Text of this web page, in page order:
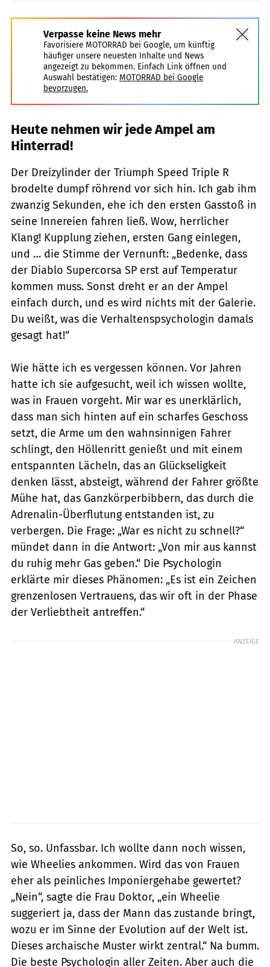
Verpasse keine News mehr
Favorisiere MOTORRAD bei Google, um künftig
häufiger unsere neuesten Inhalte und News
angezeigt zu bekommen. Einfach Link öffnen und
Auswahl bestätigen: MOTORRAD bei Google
bevorzugen.
Heute nehmen wir jede Ampel am
Hinterrad!
Der Dreizylinder der Triumph Speed Triple R
brodelte dumpf röhrend vor sich hin. Ich gab ihm
zwanzig Sekunden, ehe ich den ersten Gasstoß in
seine Innereien fahren ließ. Wow, herrlicher
Klang! Kupplung ziehen, ersten Gang einlegen,
und … die Stimme der Vernunft: „Bedenke, dass
der Diablo Supercorsa SP erst auf Temperatur
kommen muss. Sonst dreht er an der Ampel
einfach durch, und es wird nichts mit der Galerie.
Du weißt, was die Verhaltenspsychologin damals
gesagt hat!“
Wie hätte ich es vergessen können. Vor Jahren
hatte ich sie aufgesucht, weil ich wissen wollte,
was in Frauen vorgeht. Mir war es unerklärlich,
dass man sich hinten auf ein scharfes Geschoss
setzt, die Arme um den wahnsinnigen Fahrer
schlingt, den Höllenritt genießt und mit einem
entspannten Lächeln, das an Glückseligkeit
denken lässt, absteigt, während der Fahrer größte
Mühe hat, das Ganzkörperbibbern, das durch die
Adrenalin-Überflutung entstanden ist, zu
verbergen. Die Frage: „War es nicht zu schnell?“
mündet dann in die Antwort: „Von mir aus kannst
du ruhig mehr Gas geben.“ Die Psychologin
erklärte mir dieses Phänomen: „Es ist ein Zeichen
grenzenlosen Vertrauens, das wir oft in der Phase
der Verliebtheit antreffen.“
ANZEIGE
So, so. Unfassbar. Ich wollte dann noch wissen,
wie Wheelies ankommen. Wird das von Frauen
eher als peinliches Imponiergehabe gewertet?
„Nein“, sagte die Frau Doktor, „ein Wheelie
suggeriert ja, dass der Mann das zustande bringt,
wozu er im Sinne der Evolution auf der Welt ist.
Dieses archaische Muster wirkt zentral.“ Na bumm.
Die beste Psychologin aller Zeiten. Aber auch die